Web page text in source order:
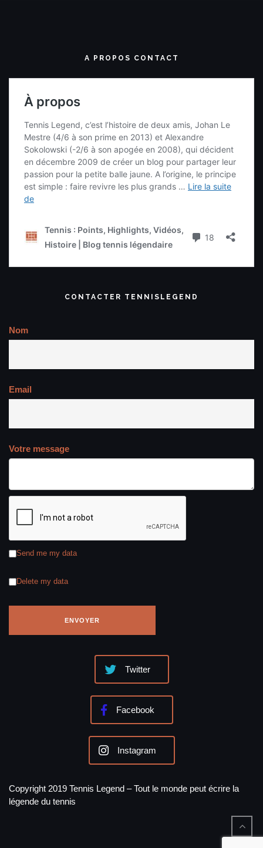
A PROPOS CONTACT
CONTACTER TENNISLEGEND
Nom
Email
Votre message
Send me my data
Delete my data
Twitter
Facebook
Instagram
Copyright 2019 Tennis Legend – Tout le monde peut écrire la
légende du tennis